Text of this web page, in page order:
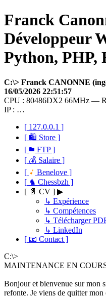
Franck
Développeur
Python, PHP,
C:\> Franck CANONNE
16/05/2026 22:51:57
CPU : 80486DX2 66MHz —
IP : …
[ 127.0.0.1 ]
[ 🛍 Store ]
[
FTP ]
[ 💰 Salaire ]
[
Benelove ]
[ ♞ Chessbzh ]
[ 📄 CV ] ▶
↳ Expérience
↳ Compétences
↳ Télécharger
↳ LinkedIn
[ 📧 Contact ]
C:\>
MAINTENANCE EN
Bonjour et bienvenue sur mon
refonte. Je viens de quitter